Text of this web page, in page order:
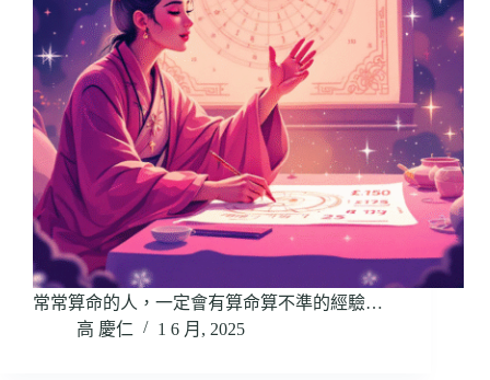
常常算命的人，一定會有算命算不準的經驗…
高 慶仁
1 6 月, 2025